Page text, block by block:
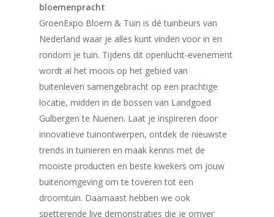
bloemenpracht
GroenExpo Bloem & Tuin is dé tuinbeurs van
Nederland waar je alles kunt vinden voor in en
rondom je tuin. Tijdens dit openlucht-evenement
wordt al het moois op het gebied van
buitenleven samengebracht op een prachtige
locatie, midden in de bossen van Landgoed
Gulbergen te Nuenen. Laat je inspireren door
innovatieve tuinontwerpen, ontdek de nieuwste
trends in tuinieren en maak kennis met de
mooiste producten en beste kwekers om jouw
buitenomgeving om te toveren tot een
droomtuin. Daarnaast hebben we ook
spetterende live demonstraties die je omver